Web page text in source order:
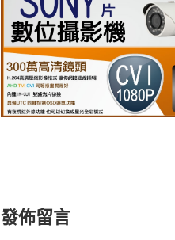
發佈留言